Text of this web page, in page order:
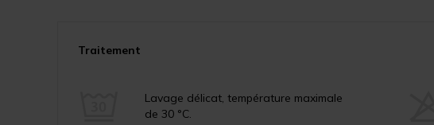
Traitement
Lavage délicat, température maximale
de 30 °C.